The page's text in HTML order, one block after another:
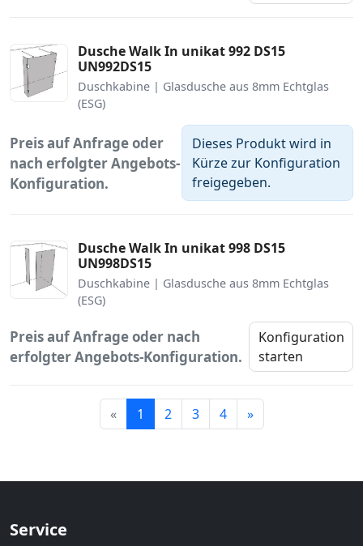
Dusche Walk In unikat 992 DS15
UN992DS15
Duschkabine | Glasdusche aus 8mm Echtglas
(ESG)
Preis auf Anfrage oder
nach erfolgter Angebots-
Konfiguration.
Dieses Produkt wird in
Kürze zur Konfiguration
freigegeben.
Dusche Walk In unikat 998 DS15
UN998DS15
Duschkabine | Glasdusche aus 8mm Echtglas
(ESG)
Preis auf Anfrage oder nach
erfolgter Angebots-Konfiguration.
Konfiguration
starten
« 1 2 3 4 »Weiter
Service